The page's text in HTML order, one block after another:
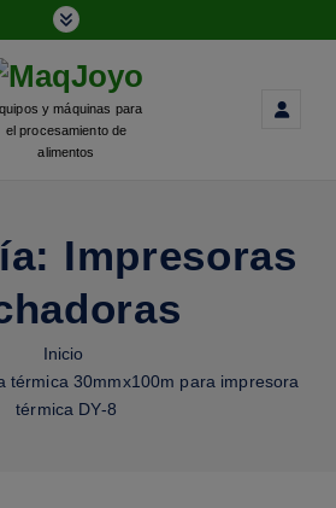
y máquinas para
el procesamiento de
alimentos
Impresoras
Inicio
térmica 30mmx100m para impresora
térmica DY-8